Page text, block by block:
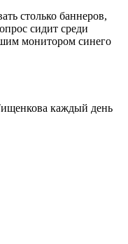
столько баннеров,
сидит среди
монитором синего
каждый день